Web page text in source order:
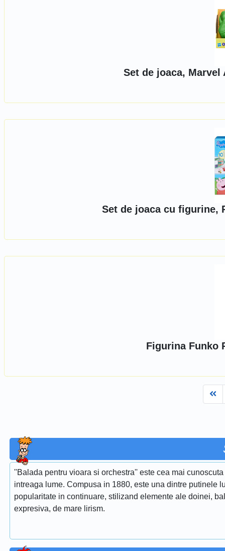
Set de joaca, Marvel
Set de joaca cu figurine,
Figurina Funko
''Balada pentru vioara si orchestra'' este cea mai
intreaga lume. Compusa in 1880, este una dintre putinele
popularitate in continuare, stilizand elemente ale doinei,
expresiva, de mare lirism.